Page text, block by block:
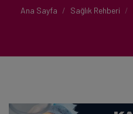
Ana Sayfa Sağlık Rehberi